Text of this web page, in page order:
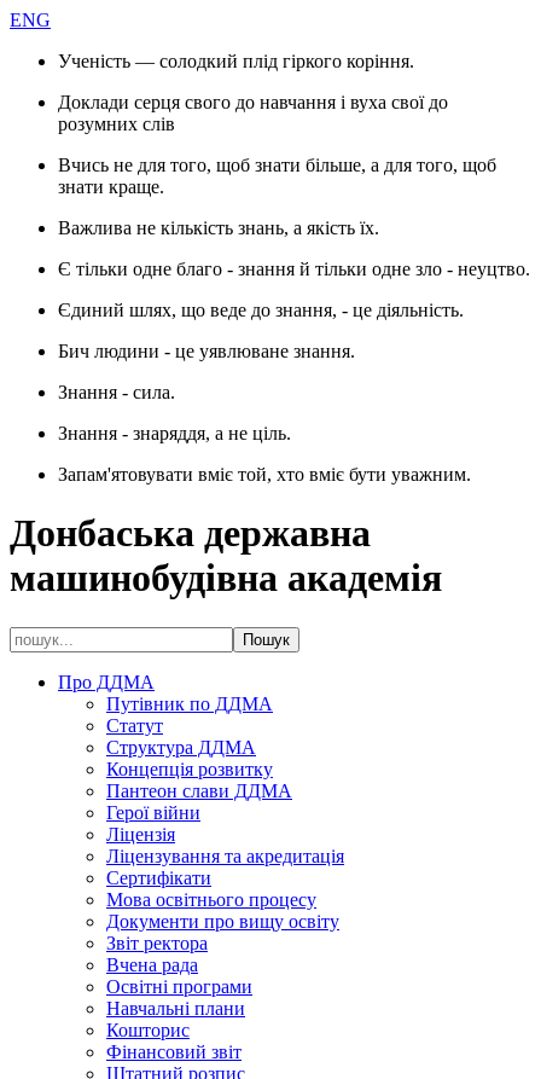
ENG
Ученість — солодкий плід гіркого коріння.
Доклади серця свого до навчання і вуха свої до
розумних слів
Вчись не для того, щоб знати більше, а для того, щоб
знати краще.
Важлива не кількість знань, а якість їх.
Є тільки одне благо - знання й тільки одне зло - неуцтво.
Єдиний шлях, що веде до знання, - це діяльність.
Бич людини - це уявлюване знання.
Знання - сила.
Знання - знаряддя, а не ціль.
Запам'ятовувати вміє той, хто вміє бути уважним.
Донбаська державна
машинобудівна академія
Про ДДМА
Путівник по ДДМА
Статут
Структура ДДМА
Концепція розвитку
Пантеон слави ДДМА
Герої війни
Ліцензія
Ліцензування та акредитація
Сертифікати
Мова освітнього процесу
Документи про вищу освіту
Звіт ректора
Вчена рада
Освітні програми
Навчальні плани
Кошторис
Фінансовий звіт
Штатний розпис